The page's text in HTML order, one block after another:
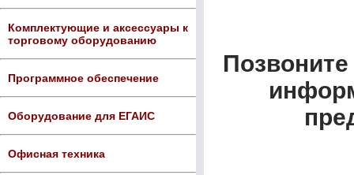
Комплектующие и аксессуары к
торговому оборудованию
Программное обеспечение
Оборудование для ЕГАИС
Офисная техника